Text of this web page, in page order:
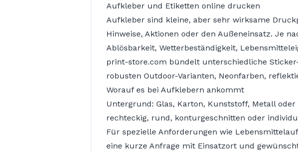
Aufkleber und Etiketten online drucken
Aufkleber sind kleine, aber sehr wirksame
Hinweise, Aktionen oder den Außeneinsatz. Je
Ablösbarkeit, Wetterbeständigkeit,
print-store.com bündelt unterschiedliche
robusten Outdoor-Varianten, Neonfarben,
Worauf es bei Aufklebern ankommt
Untergrund: Glas, Karton, Kunststoff, Metall
rechteckig, rund, konturgeschnitten oder
Für spezielle Anforderungen wie
eine kurze Anfrage mit Einsatzort und